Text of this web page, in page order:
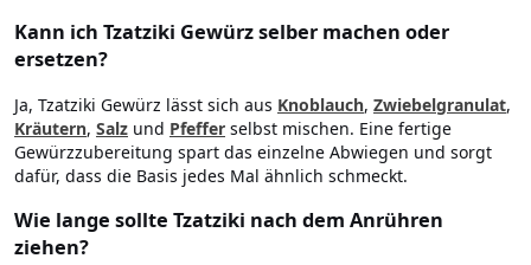
Kann ich Tzatziki Gewürz selber machen oder
ersetzen?
Ja, Tzatziki Gewürz lässt sich aus Knoblauch, Zwiebelgranulat,
Kräutern, Salz und Pfeffer selbst mischen. Eine fertige
Gewürzzubereitung spart das einzelne Abwiegen und sorgt
dafür, dass die Basis jedes Mal ähnlich schmeckt.
Wie lange sollte Tzatziki nach dem Anrühren
ziehen?